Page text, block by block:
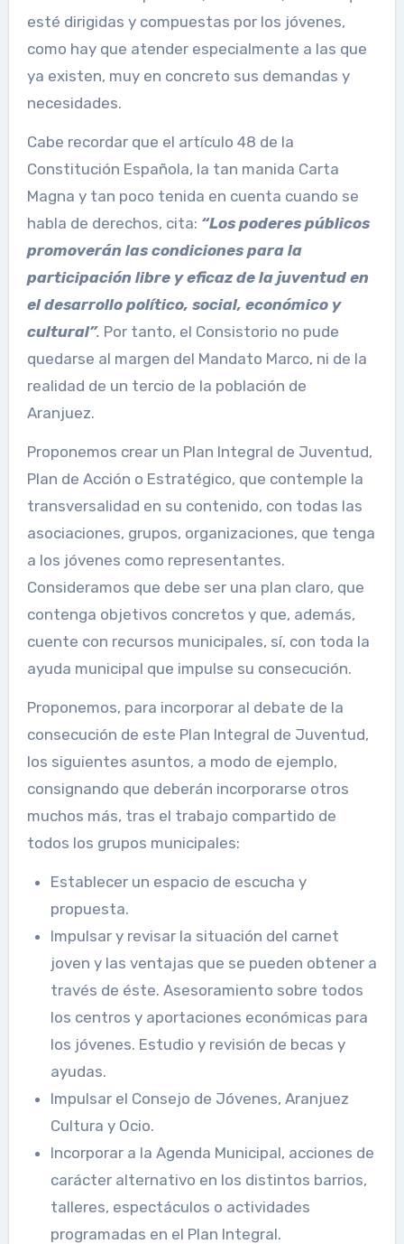
esté dirigidas y compuestas por los jóvenes,
como hay que atender especialmente a las que
ya existen, muy en concreto sus demandas y
necesidades.
Cabe recordar que el artículo 48 de la
Constitución Española, la tan manida Carta
Magna y tan poco tenida en cuenta cuando se
habla de derechos, cita: “Los poderes públicos
promoverán las condiciones para la
participación libre y eficaz de la juventud en
el desarrollo político, social, económico y
cultural”. Por tanto, el Consistorio no pude
quedarse al margen del Mandato Marco, ni de la
realidad de un tercio de la población de
Aranjuez.
Proponemos crear un Plan Integral de Juventud,
Plan de Acción o Estratégico, que contemple la
transversalidad en su contenido, con todas las
asociaciones, grupos, organizaciones, que tenga
a los jóvenes como representantes.
Consideramos que debe ser una plan claro, que
contenga objetivos concretos y que, además,
cuente con recursos municipales, sí, con toda la
ayuda municipal que impulse su consecución.
Proponemos, para incorporar al debate de la
consecución de este Plan Integral de Juventud,
los siguientes asuntos, a modo de ejemplo,
consignando que deberán incorporarse otros
muchos más, tras el trabajo compartido de
todos los grupos municipales:
Establecer un espacio de escucha y
propuesta.
Impulsar y revisar la situación del carnet
joven y las ventajas que se pueden obtener a
través de éste. Asesoramiento sobre todos
los centros y aportaciones económicas para
los jóvenes. Estudio y revisión de becas y
ayudas.
Impulsar el Consejo de Jóvenes, Aranjuez
Cultura y Ocio.
Incorporar a la Agenda Municipal, acciones de
carácter alternativo en los distintos barrios,
talleres, espectáculos o actividades
programadas en el Plan Integral.